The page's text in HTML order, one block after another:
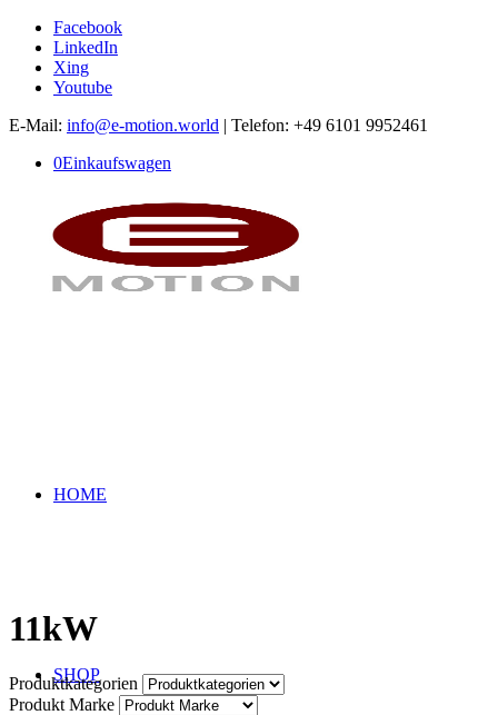
Facebook
LinkedIn
Xing
Youtube
E-Mail: info@e-motion.world | Telefon: +49 6101 9952461
0Einkaufswagen
HOME
SHOP
11kW
Produktkategorien
Produkt Marke